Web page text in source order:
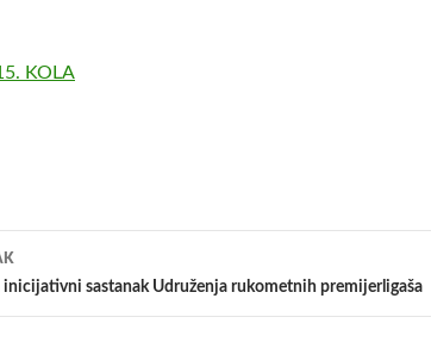
KOLA
inicijativni sastanak Udruženja rukometnih premijerligaša